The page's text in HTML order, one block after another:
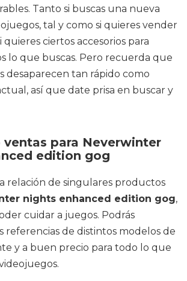
Tanto si buscas una nueva
tal y como si quieres vender
quieres ciertos accesorios para
lo que buscas. Pero recuerda que
desaparecen tan rápido como
así que date prisa en buscar y
para Neverwinter
edition gog
relación de singulares productos
nights enhanced edition gog,
cuidar a juegos. Podrás
referencias de distintos modelos de
y a buen precio para todo lo que